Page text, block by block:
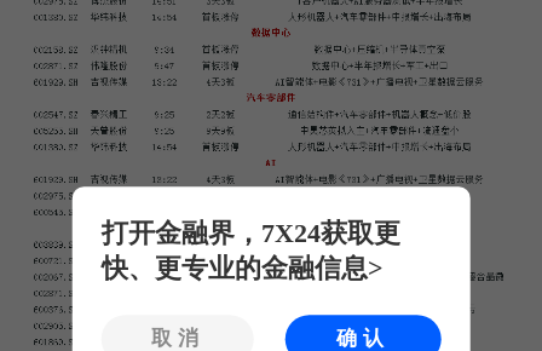
打开金融界，7X24获取更
快、更专业的金融信息>
取消 确认